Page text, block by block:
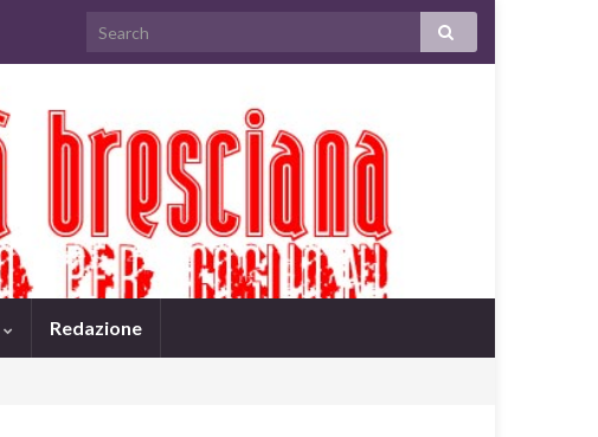
Redazione